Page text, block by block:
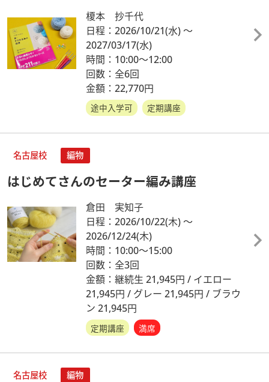
榎本 抄千代
日程：2026/10/21(水)～
2027/03/17(水)
時間：10:00～12:00
回数：全6回
金額：22,770円
途中入学可 定期講座
名古屋校 編物
はじめてさんのセーター編み講座
倉田 実知子
日程：2026/10/22(木)～
2026/12/24(木)
時間：10:00～15:00
回数：全3回
金額：継続生 21,945円 / イエロー
21,945円 / グレー 21,945円 / ブラウ
ン 21,945円
定期講座 満席
名古屋校 編物